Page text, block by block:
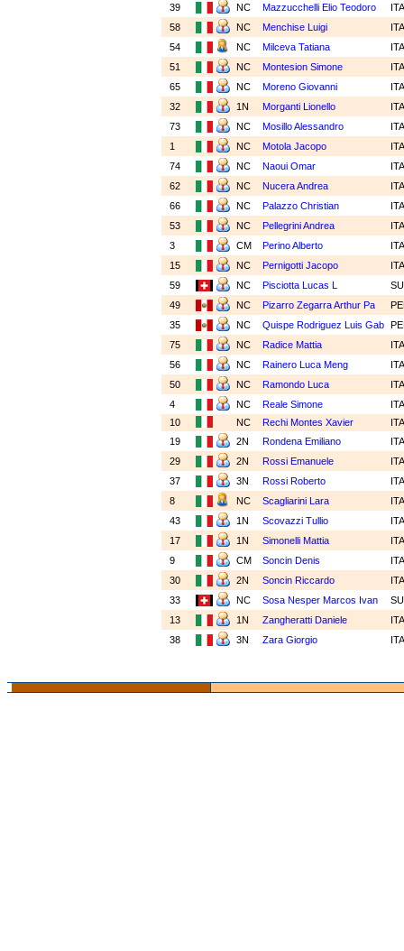
39
NC Mazzucchelli Elio Teodoro
58
NC Menchise Luigi
54
NC Milceva Tatiana
51
NC Montesion Simone
65
NC Moreno Giovanni
32
1N Morganti Lionello
73
NC Mosillo Alessandro
1
NC Motola Jacopo
74
NC Naoui Omar
62
NC Nucera Andrea
66
NC Palazzo Christian
53
NC Pellegrini Andrea
3
CM Perino Alberto
15
NC Pernigotti Jacopo
59
NC Pisciotta Lucas L
49
NC Pizarro Zegarra Arthur Pa
35
NC Quispe Rodriguez Luis Gab
75
NC Radice Mattia
56
NC Rainero Luca Meng
50
NC Ramondo Luca
4
NC Reale Simone
10
NC Rechi Montes Xavier
19
2N Rondena Emiliano
29
2N Rossi Emanuele
37
3N Rossi Roberto
8
NC Scagliarini Lara
43
1N Scovazzi Tullio
17
1N Simonelli Mattia
9
CM Soncin Denis
30
2N Soncin Riccardo
33
NC Sosa Nesper Marcos Ivan
13
1N Zangheratti Daniele
38
3N Zara Giorgio